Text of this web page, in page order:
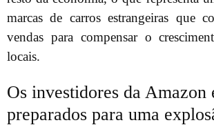
marcas de carros estrangeiras que
vendas para compensar o
locais.
Os investidores da Amazon
preparados para uma